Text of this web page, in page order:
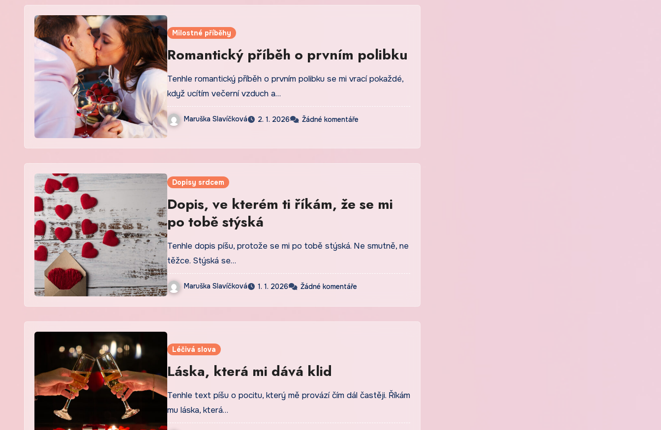
Milostné příběhy
Romantický příběh o prvním polibku
Tenhle romantický příběh o prvním polibku se mi vrací pokaždé,
když ucítím večerní vzduch a…
Maruška Slavíčková 2. 1. 2026 Žádné komentáře
Dopisy srdcem
Dopis, ve kterém ti říkám, že se mi
po tobě stýská
Tenhle dopis píšu, protože se mi po tobě stýská. Ne smutně, ne
těžce. Stýská se…
Maruška Slavíčková 1. 1. 2026 Žádné komentáře
Léčivá slova
Láska, která mi dává klid
Tenhle text píšu o pocitu, který mě provází čím dál častěji. Říkám
mu láska, která…